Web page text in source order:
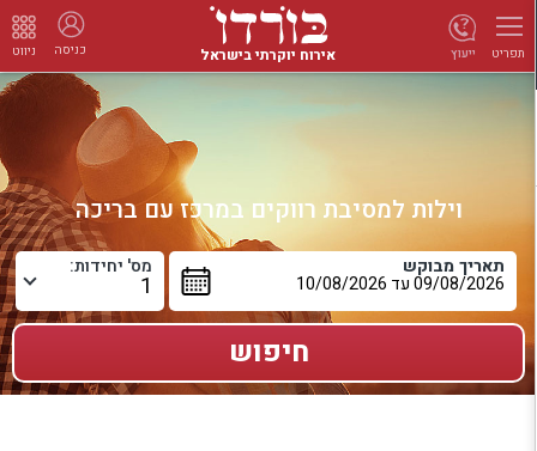
תפריט אירוח יוקרתי בישראל כניסה ניווט ייעוץ
וילות למסיבת רווקים במרכז עם בריכה
תאריך מבוקש מס' יחידות: